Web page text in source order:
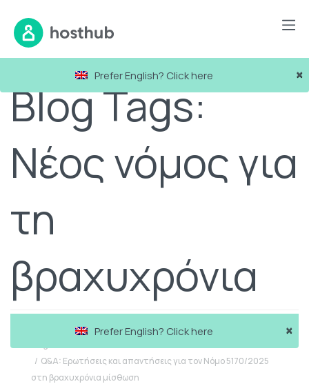
×
Prefer English? Click here
Blog Tags:
Νέος νόμος για
τη
βραχυχρόνια
×
Prefer English? Click here
Q&A: Ερωτήσεις και απαντήσεις για τον Νόμο 5170/2025
στη βραχυχρόνια μίσθωση